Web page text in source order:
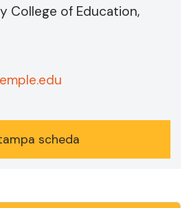
College of Education,
scheda